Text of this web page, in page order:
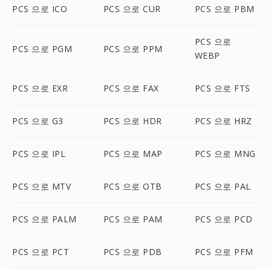
PCS 으로 ICO PCS 으로 CUR PCS 으로 PBM
PCS 으로 PGM PCS 으로 PPM
PCS 으로
WEBP
PCS 으로 EXR PCS 으로 FAX PCS 으로 FTS
PCS 으로 G3 PCS 으로 HDR PCS 으로 HRZ
PCS 으로 IPL PCS 으로 MAP PCS 으로 MNG
PCS 으로 MTV PCS 으로 OTB PCS 으로 PAL
PCS 으로 PALM PCS 으로 PAM PCS 으로 PCD
PCS 으로 PCT PCS 으로 PDB PCS 으로 PFM